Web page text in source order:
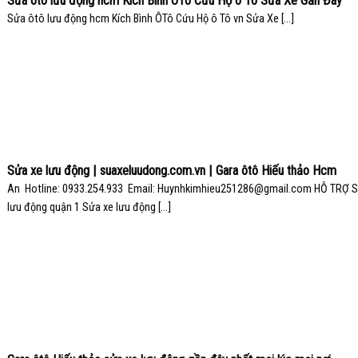
Sửa ôtô lưu động hcm Kích Bình ÔTô Cứu Hộ ô Tô vn Sửa Xe [...]
Sửa xe lưu động | suaxeluudong.com.vn | Gara ôtô Hiếu thảo Hcm
An Hotline: 0933.254.933 Email: Huynhkimhieu251286@gmail.com HỖ TRỢ
lưu động quận 1 Sửa xe lưu động [...]